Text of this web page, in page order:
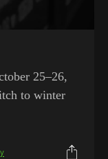
25–26,
to winter